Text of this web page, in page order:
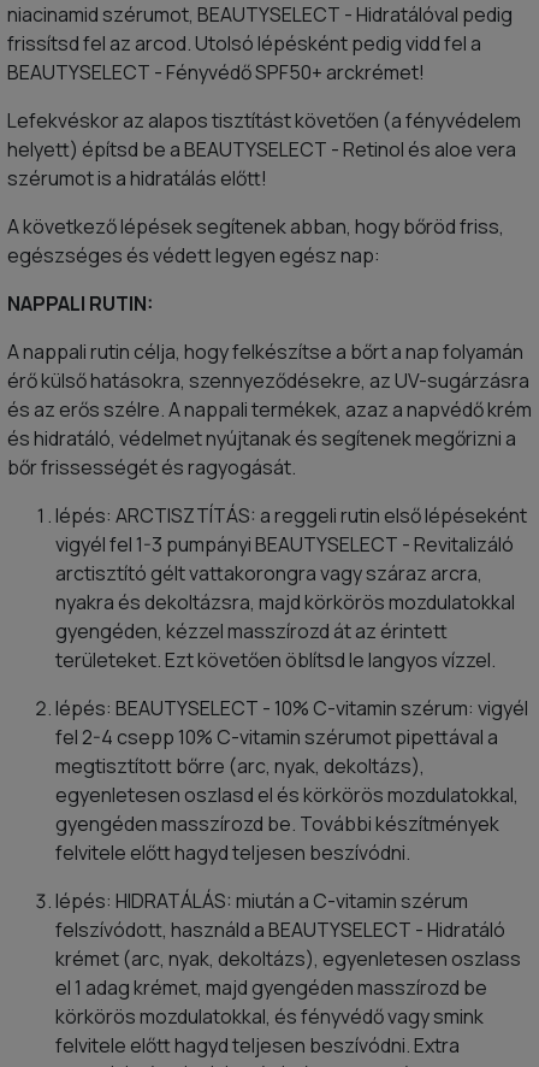
niacinamid szérumot, BEAUTYSELECT - Hidratálóval pedig
frissítsd fel az arcod. Utolsó lépésként pedig vidd fel a
BEAUTYSELECT - Fényvédő SPF50+ arckrémet!
Lefekvéskor az alapos tisztítást követően (a fényvédelem
helyett) építsd be a BEAUTYSELECT - Retinol és aloe vera
szérumot is a hidratálás előtt!
A következő lépések segítenek abban, hogy bőröd friss,
egészséges és védett legyen egész nap:
NAPPALI RUTIN:
A nappali rutin célja, hogy felkészítse a bőrt a nap folyamán
érő külső hatásokra, szennyeződésekre, az UV-sugárzásra
és az erős szélre. A nappali termékek, azaz a napvédő krém
és hidratáló, védelmet nyújtanak és segítenek megőrizni a
bőr frissességét és ragyogását.
lépés: ARCTISZTÍTÁS: a reggeli rutin első lépéseként
vigyél fel 1-3 pumpányi BEAUTYSELECT - Revitalizáló
arctisztító gélt vattakorongra vagy száraz arcra,
nyakra és dekoltázsra, majd körkörös mozdulatokkal
gyengéden, kézzel masszírozd át az érintett
területeket. Ezt követően öblítsd le langyos vízzel.
lépés: BEAUTYSELECT - 10% C-vitamin szérum: vigyél
fel 2-4 csepp 10% C-vitamin szérumot pipettával a
megtisztított bőrre (arc, nyak, dekoltázs),
egyenletesen oszlasd el és körkörös mozdulatokkal,
gyengéden masszírozd be. További készítmények
felvitele előtt hagyd teljesen beszívódni.
lépés: HIDRATÁLÁS: miután a C-vitamin szérum
felszívódott, használd a BEAUTYSELECT - Hidratáló
krémet (arc, nyak, dekoltázs), egyenletesen oszlass
el 1 adag krémet, majd gyengéden masszírozd be
körkörös mozdulatokkal, és fényvédő vagy smink
felvitele előtt hagyd teljesen beszívódni. Extra